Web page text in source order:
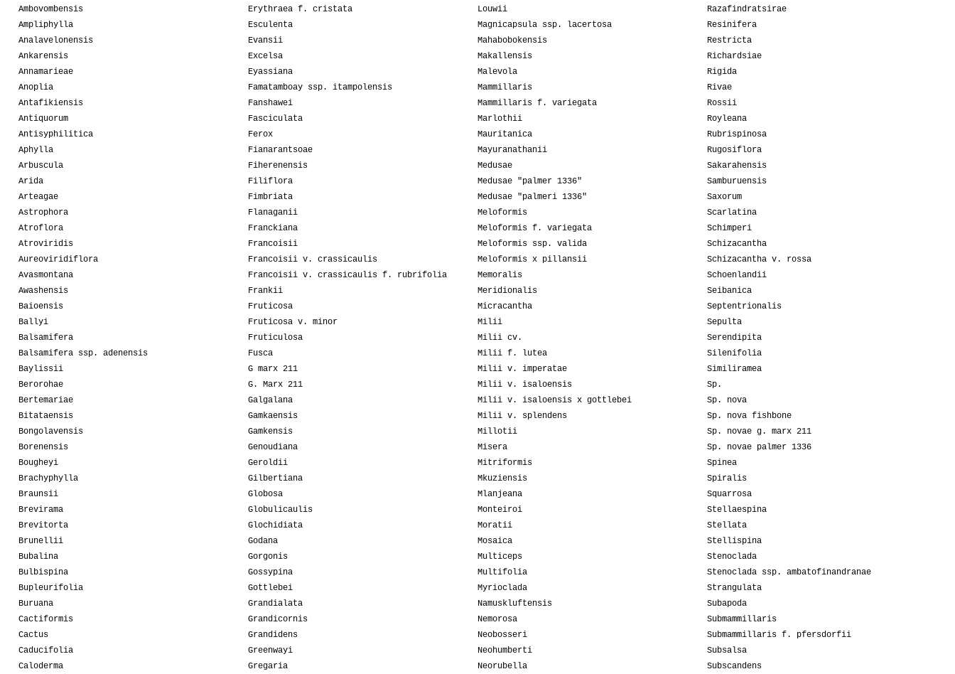
Ambovombensis
Ampliphylla
Analavelonensis
Ankarensis
Annamarieae
Anoplia
Antafikiensis
Antiquorum
Antisyphilitica
Aphylla
Arbuscula
Arida
Arteagae
Astrophora
Atroflora
Atroviridis
Aureoviridiflora
Avasmontana
Awashensis
Baioensis
Ballyi
Balsamifera
Balsamifera ssp. adenensis
Baylissii
Berorohae
Bertemariae
Bitataensis
Bongolavensis
Borenensis
Bougheyi
Brachyphylla
Braunsii
Brevirama
Brevitorta
Brunellii
Bubalina
Bulbispina
Bupleurifolia
Buruana
Cactiformis
Cactus
Caducifolia
Caloderma
Erythraea f. cristata
Esculenta
Evansii
Excelsa
Eyassiana
Famatamboay ssp. itampolensis
Fanshawei
Fasciculata
Ferox
Fianarantsoae
Fiherenensis
Filiflora
Fimbriata
Flanaganii
Franckiana
Francoisii
Francoisii v. crassicaulis
Francoisii v. crassicaulis f. rubrifolia
Frankii
Fruticosa
Fruticosa v. minor
Fruticulosa
Fusca
G marx 211
G. Marx 211
Galgalana
Gamkaensis
Gamkensis
Genoudiana
Geroldii
Gilbertiana
Globosa
Globulicaulis
Glochidiata
Godana
Gorgonis
Gossypina
Gottlebei
Grandialata
Grandicornis
Grandidens
Greenwayi
Gregaria
Louwii
Magnicapsula ssp. lacertosa
Mahabobokensis
Makallensis
Malevola
Mammillaris
Mammillaris f. variegata
Marlothii
Mauritanica
Mayuranathanii
Medusae
Medusae "palmer 1336"
Medusae "palmeri 1336"
Meloformis
Meloformis f. variegata
Meloformis ssp. valida
Meloformis x pillansii
Memoralis
Meridionalis
Micracantha
Milii
Milii cv.
Milii f. lutea
Milii v. imperatae
Milii v. isaloensis
Milii v. isaloensis x gottlebei
Milii v. splendens
Millotii
Misera
Mitriformis
Mkuziensis
Mlanjeana
Monteiroi
Moratii
Mosaica
Multiceps
Multifolia
Myrioclada
Namuskluftensis
Nemorosa
Neobosseri
Neohumberti
Neorubella
Razafindratsirae
Resinifera
Restricta
Richardsiae
Rigida
Rivae
Rossii
Royleana
Rubrispinosa
Rugosiflora
Sakarahensis
Samburuensis
Saxorum
Scarlatina
Schimperi
Schizacantha
Schizacantha v. rossa
Schoenlandii
Seibanica
Septentrionalis
Sepulta
Serendipita
Silenifolia
Similiramea
Sp.
Sp. nova
Sp. nova fishbone
Sp. novae g. marx 211
Sp. novae palmer 1336
Spinea
Spiralis
Squarrosa
Stellaespina
Stellata
Stellispina
Stenoclada
Stenoclada ssp. ambatofinandranae
Strangulata
Subapoda
Submammillaris
Submammillaris f. pfersdorfii
Subsalsa
Subscandens